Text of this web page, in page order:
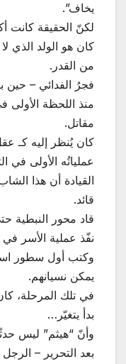
يخاف”.
لكنّ الحقيقة كانت
كان هو الولد الذي
من القدر.
فجرُ الفدائي – حين
منذ اللحظة
مقاتل.
كان يُنظر إليه كـ
عملياتُه الأولى في
القيادة أن هذا
قائد.
قاد محور النبطية
نفّذ عملية الأسر في
وكتب أول سطور
يمكن نسيانهم.
في تلك المرحلة،
بدأ يتغيّر…
وأنّ “هيثم” ليس
بعد التحرير –